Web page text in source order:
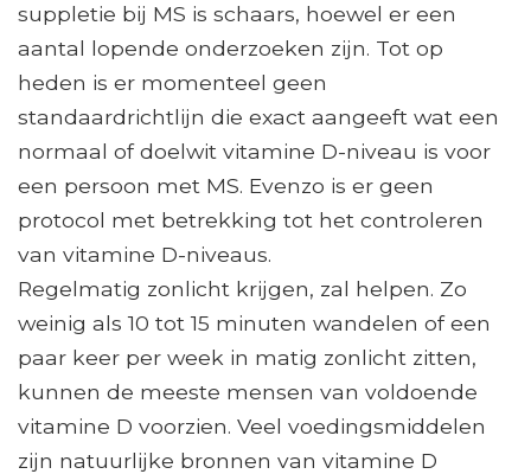
suppletie bij MS is schaars, hoewel er een
aantal lopende onderzoeken zijn. Tot op
heden is er momenteel geen
standaardrichtlijn die exact aangeeft wat een
normaal of doelwit vitamine D-niveau is voor
een persoon met MS. Evenzo is er geen
protocol met betrekking tot het controleren
van vitamine D-niveaus.
Regelmatig zonlicht krijgen, zal helpen. Zo
weinig als 10 tot 15 minuten wandelen of een
paar keer per week in matig zonlicht zitten,
kunnen de meeste mensen van voldoende
vitamine D voorzien. Veel voedingsmiddelen
zijn natuurlijke bronnen van vitamine D